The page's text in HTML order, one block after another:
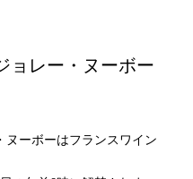
ョレー・ヌーボー
ヌーボーはフランスワイン